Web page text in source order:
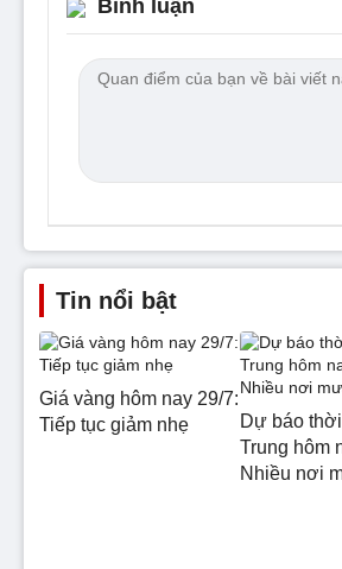
Bình luận
Tin nổi bật
Giá vàng hôm nay 29/7:
Tiếp tục giảm nhẹ
Dự báo
Trung hôm
Nhiều nơi